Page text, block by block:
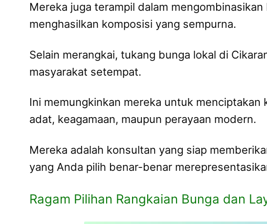
Mereka juga terampil dalam
menghasilkan komposisi yang sempurna.
Selain merangkai, tukang bunga lokal di
masyarakat setempat.
Ini memungkinkan mereka untuk
adat, keagamaan, maupun perayaan modern.
Mereka adalah konsultan yang siap
yang Anda pilih benar-benar
Ragam Pilihan Rangkaian Bunga dan